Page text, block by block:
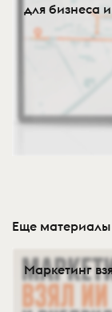
для бизнеса
Еще материалы
Маркетинг